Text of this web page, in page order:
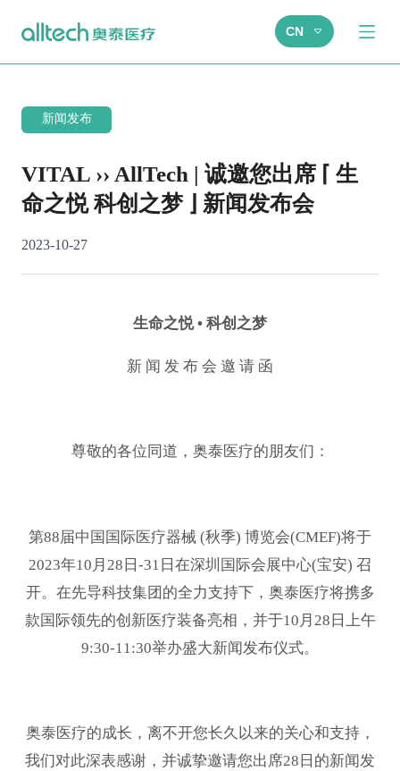
CN
新闻发布
VITAL ›› AllTech | 诚邀您出席 ⌈ 生
命之悦 科创之梦 ⌋ 新闻发布会
2023-10-27
生命之悦 • 科创之梦
新 闻 发 布 会 邀 请 函
尊敬的各位同道，奥泰医疗的朋友们：
第88届中国国际医疗器械 (秋季) 博览会(CMEF)将于
2023年10月28日-31日在深圳国际会展中心(宝安) 召
开。在先导科技集团的全力支持下，奥泰医疗将携多
款国际领先的创新医疗装备亮相，并于10月28日上午
9:30-11:30举办盛大新闻发布仪式。
奥泰医疗的成长，离不开您长久以来的关心和支持，
我们对此深表感谢，并诚挚邀请您出席28日的新闻发